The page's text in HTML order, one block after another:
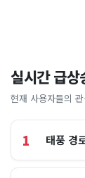
실시간 급상
현재 사용자들의
1 태풍 경